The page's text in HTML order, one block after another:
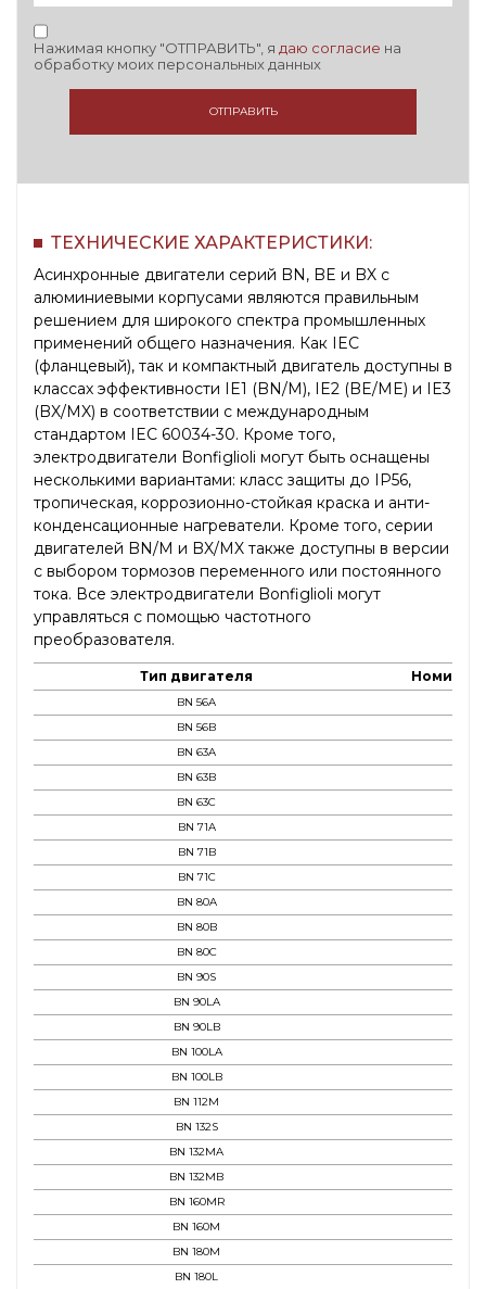
Нажимая кнопку "ОТПРАВИТЬ", я даю согласие на
обработку моих персональных данных
ОТПРАВИТЬ
ТЕХНИЧЕСКИЕ ХАРАКТЕРИСТИКИ:
Асинхронные двигатели серий BN, BE и BX с
алюминиевыми корпусами являются правильным
решением для широкого спектра промышленных
применений общего назначения. Как IEC
(фланцевый), так и компактный двигатель доступны в
классах эффективности IE1 (BN/M), IE2 (BE/ME) и IE3
(BX/MX) в соответствии с международным
стандартом IEC 60034-30. Кроме того,
электродвигатели Bonfiglioli могут быть оснащены
несколькими вариантами: класс защиты до IP56,
тропическая, коррозионно-стойкая краска и анти-
конденсационные нагреватели. Кроме того, серии
двигателей BN/M и BX/MX также доступны в версии
с выбором тормозов переменного или постоянного
тока. Все электродвигатели Bonfiglioli могут
управляться с помощью частотного
преобразователя.
Тип двигателя
BN 56A
BN 56B
BN 63A
BN 63B
BN 63C
BN 71A
BN 71B
BN 71C
BN 80A
BN 80B
BN 80C
BN 90S
BN 90LA
BN 90LB
BN 100LA
BN 100LB
BN 112M
BN 132S
BN 132MA
BN 132MB
BN 160MR
BN 160M
BN 180M
BN 180L